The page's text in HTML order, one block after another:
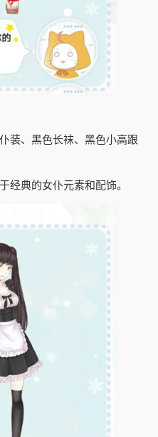
装、黑色长袜、黑色小高跟
经典的女仆元素和配饰。